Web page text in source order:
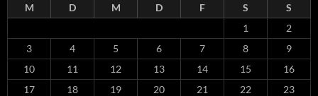
M D M D F S
S
1
2
3
4 5 6 7 8
9
10
11 12 13 14 15
16
17
18 19 20 21 22
23